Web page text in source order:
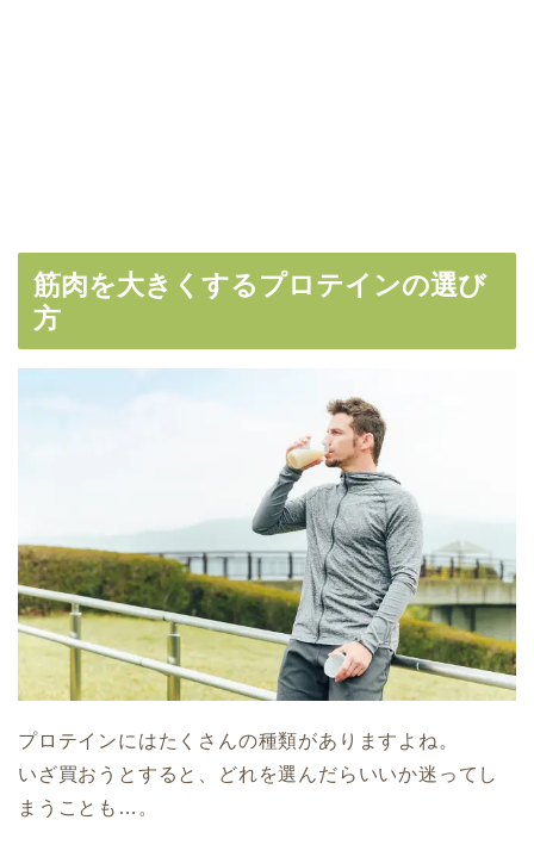
筋肉を大きくするプロテインの選び
方
プロテインにはたくさんの種類がありますよね。
いざ買おうとすると、どれを選んだらいいか迷ってし
まうことも…。